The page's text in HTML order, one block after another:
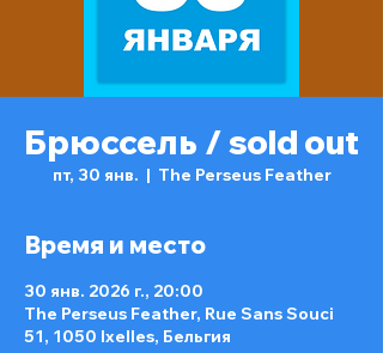
Брюссель / sold out
пт, 30 янв.
  |
The Perseus Feather
Время и место
30 янв. 2026 г., 20:00
The Perseus Feather, Rue Sans Souci
51, 1050 Ixelles, Бельгия